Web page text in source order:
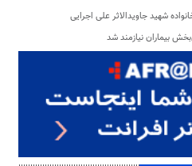
شهید جاویدالاثر علی اجرایی
بیماران نیازمند شد